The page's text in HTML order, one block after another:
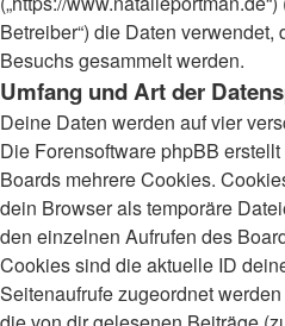
Betreiber“) die Daten
Besuchs gesammelt werden.
Umfang und Art der
Deine Daten werden auf vier
Die Forensoftware phpBB
Boards mehrere Cookies.
dein Browser als temporäre
den einzelnen Aufrufen des
Cookies sind die aktuelle ID
Seitenaufrufe zugeordnet